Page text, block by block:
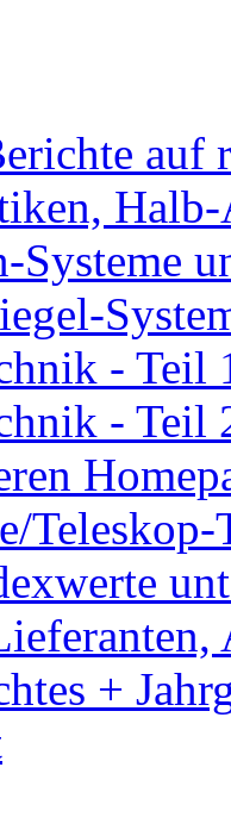
auf
Halb-
Systeme
- Teil
- Teil
+